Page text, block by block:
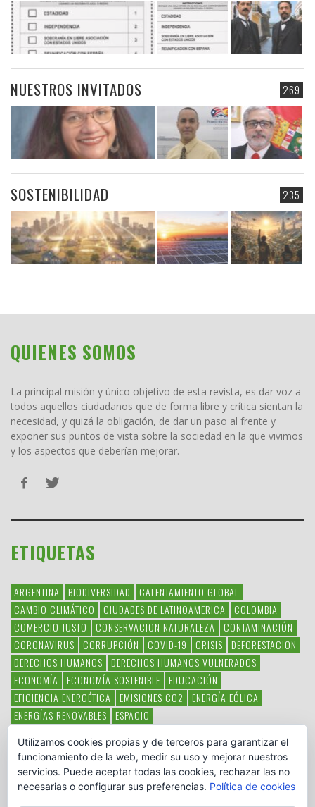
269
NUESTROS INVITADOS
235
SOSTENIBILIDAD
QUIENES SOMOS
La principal misión y único objetivo de esta revista, es dar voz a
todos aquellos ciudadanos que de forma libre y crítica sientan la
necesidad, y quizá la obligación, de dar un paso al frente y
exponer sus puntos de vista sobre la sociedad en la que vivimos
y los aspectos que deberían mejorar.
ETIQUETAS
ARGENTINA BIODIVERSIDAD
CALENTAMIENTO GLOBAL
CAMBIO CLIMÁTICO
CIUDADES DE LATINOAMERICA
COLOMBIA
COMERCIO JUSTO
CONSERVACION NATURALEZA
CONTAMINACIÓN
CORONAVIRUS
CORRUPCIÓN COVID-19 CRISIS
DEFORESTACION
DERECHOS HUMANOS
DERECHOS HUMANOS VULNERADOS
ECONOMÍA
ECONOMÍA SOSTENIBLE
EDUCACIÓN
EFICIENCIA ENERGÉTICA
EMISIONES CO2
ENERGÍA EÓLICA
ENERGÍAS RENOVABLES
ESPACIO
HAMBRE LATINOAMÉRICA MEDIO AMBIENTE
MÉXICO
OBJETIVOS DEL MILENIO
ONGS PAZ POBREZA POESÍA
POLITICA
PUEBLOS INDÍGENAS RSC RSE
SOBERANÍA ALIMENTARIA
SOLIDARIDAD SOSTENIBILIDAD TECNOLOGÍA VERTIDO PETROLEO
Utilizamos cookies propias y de terceros para garantizar el
funcionamiento de la web, medir su uso y mejorar nuestros
servicios. Puede aceptar todas las cookies, rechazar las no
necesarias o configurar sus preferencias. Política de cookies